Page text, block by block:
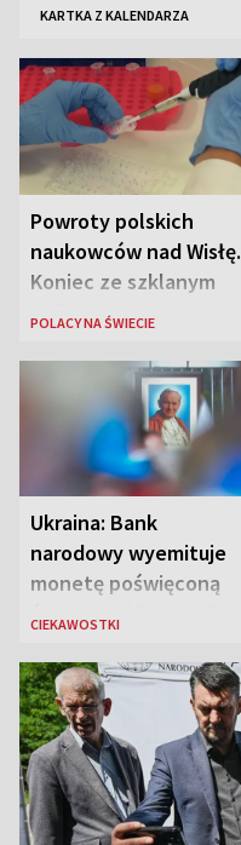
KARTKA Z KALENDARZA
Powroty polskich
naukowców nad Wisłę.
Koniec ze szklanym
sufitem
POLACY NA ŚWIECIE
Ukraina: Bank
narodowy wyemituje
monetę poświęconą
św. Janowi Pawłowi II
CIEKAWOSTKI